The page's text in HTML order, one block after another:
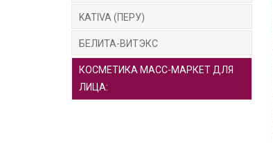
KATIVA (ПЕРУ)
БЕЛИТА-ВИТЭКС
КОСМЕТИКА МАСС-МАРКЕТ ДЛЯ
ЛИЦА: